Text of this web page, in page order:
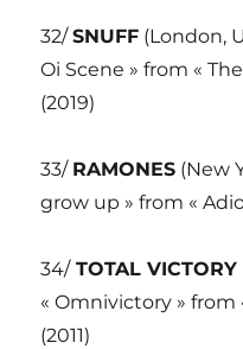
32/SNUFF (London,
Oi Scene » from «
(2019)
33/ RAMONES (New
grow up » from «
34/TOTAL VICTORY
« Omnivictory » from
(2011)